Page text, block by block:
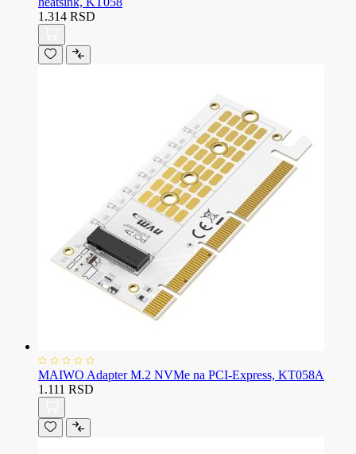
1.314 RSD
MAIWO Adapter M.2 NVMe na PCI-Express, KT058A
1.111 RSD